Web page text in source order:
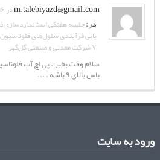
m.talebiyazd@gmail.comدر ۱۶ بهمن
در:جلسه هفتگی استانداردسازی
۷ شرکت معدنی و صنعتی گل‌گهر
سلام وقت بخیر . پی اچ آب
باس بالای ۹ باشه . ...
ورود به سایت